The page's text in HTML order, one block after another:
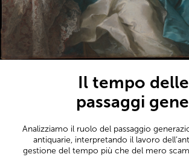
Il tempo
passaggi
Analizziamo il ruolo del passaggio
antiquarie, interpretando il lavoro
gestione del tempo più che del mero